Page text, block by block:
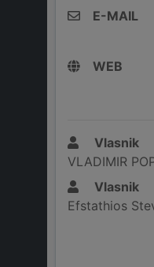
E-MAIL
WEB
Vlasnik
VLADIMIR
Vlasnik
Efstathios